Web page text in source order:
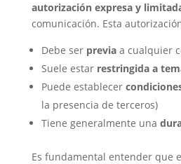
autorización expresa y
comunicación. Esta
Debe ser previaa cualquier
Suele estar restringida a
Puede establecer
la presencia de terceros)
Tiene generalmente una
Es fundamental entender que